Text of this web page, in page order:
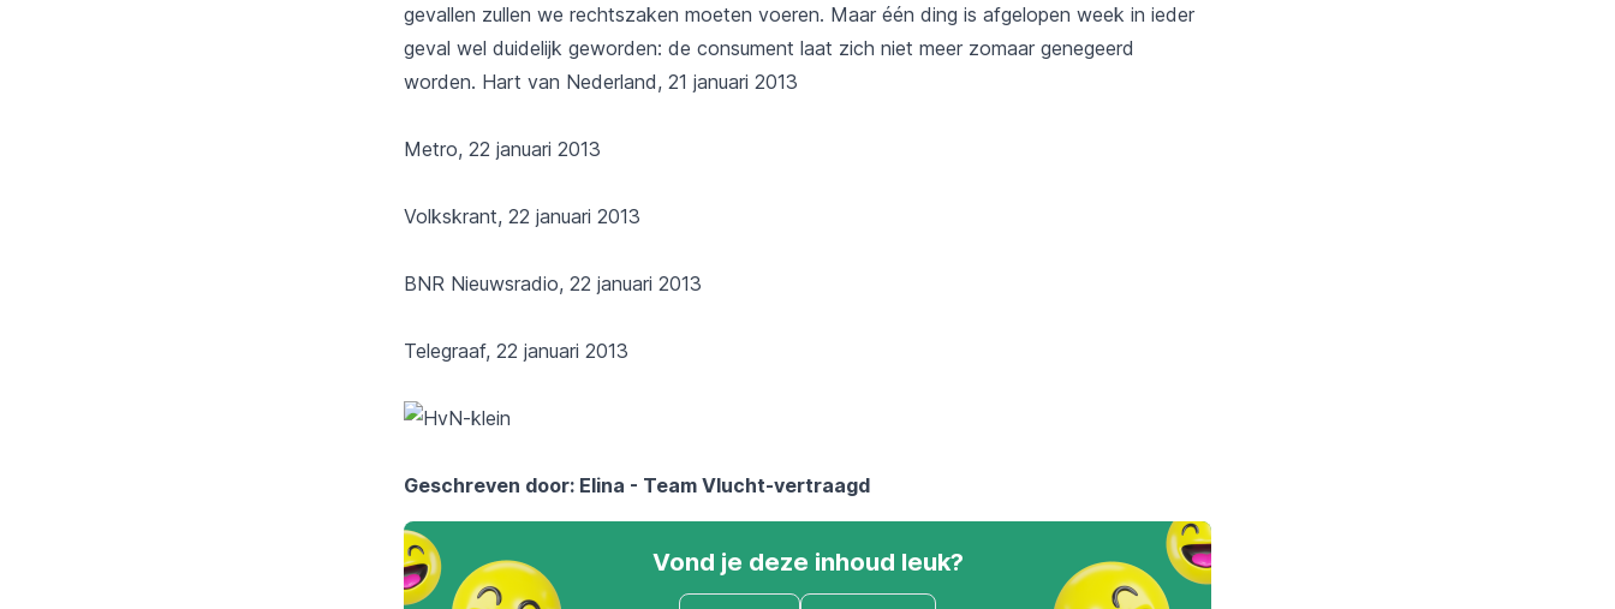
gevallen zullen we rechtszaken moeten voeren. Maar één ding is afgelopen week in ieder
geval wel duidelijk geworden: de consument laat zich niet meer zomaar genegeerd
worden. Hart van Nederland, 21 januari 2013
Metro, 22 januari 2013
Volkskrant, 22 januari 2013
BNR Nieuwsradio, 22 januari 2013
Telegraaf, 22 januari 2013
Geschreven door: Elina - Team Vlucht-vertraagd
Vond je deze inhoud leuk?